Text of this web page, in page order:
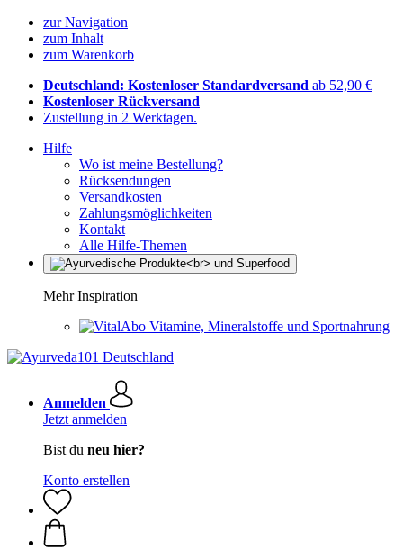
zur Navigation
zum Inhalt
zum Warenkorb
Deutschland: Kostenloser Standardversand ab 52,90 €
Kostenloser Rückversand
Zustellung in 2 Werktagen.
Hilfe
Wo ist meine Bestellung?
Rücksendungen
Versandkosten
Zahlungsmöglichkeiten
Kontakt
Alle Hilfe-Themen
Mehr Inspiration
Vitamine, Mineralstoffe und Sportnahrung
Anmelden
Jetzt anmelden
Bist du neu hier?
Konto erstellen